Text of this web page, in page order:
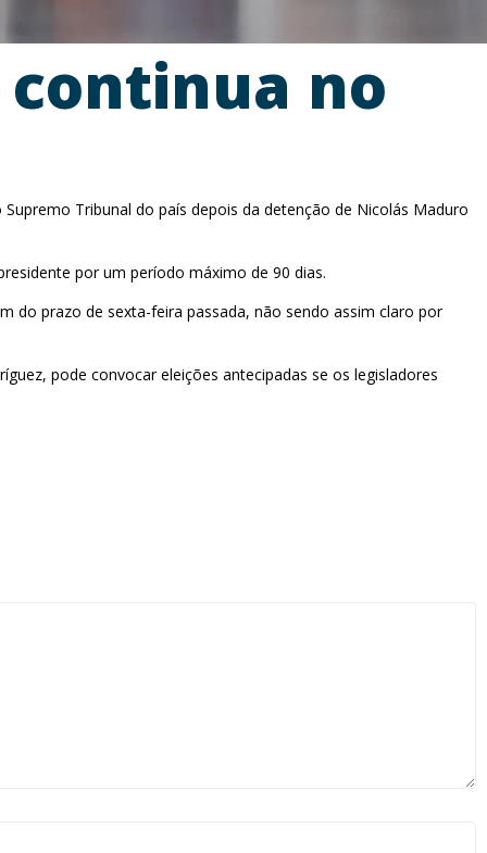
no
Tribunal do país depois da detenção de Nicolás Maduro
por um período máximo de 90 dias.
do prazo de sexta-feira passada, não sendo assim claro por
pode convocar eleições antecipadas se os legisladores